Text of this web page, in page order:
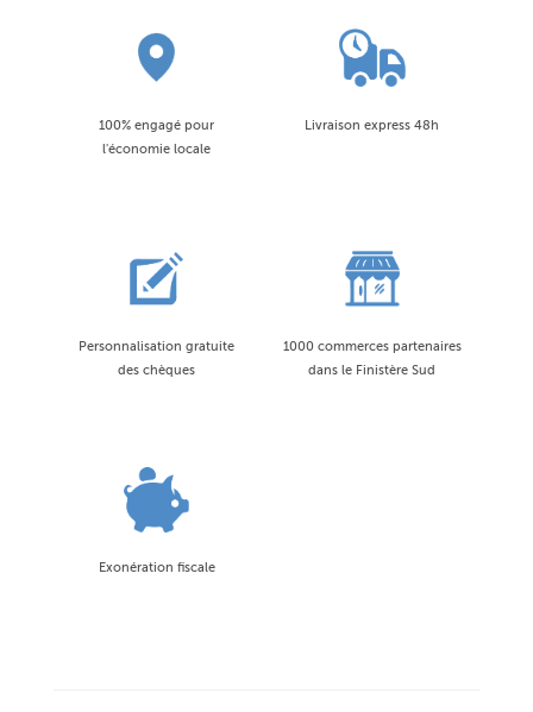
100% engagé pour
l'économie locale
Livraison express 48h
Personnalisation gratuite
des chèques
1000 commerces partenaires
dans le Finistère Sud
Exonération fiscale